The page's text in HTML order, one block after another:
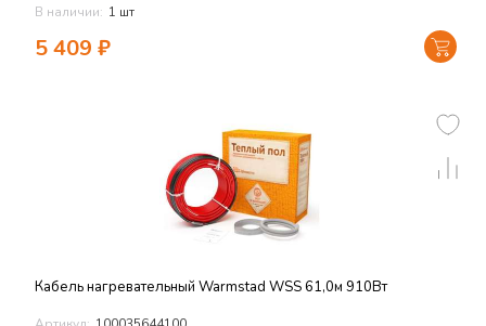
В наличии: 1 шт
5 409 ₽
Кабель нагревательный Warmstad WSS 61,0м 910Вт